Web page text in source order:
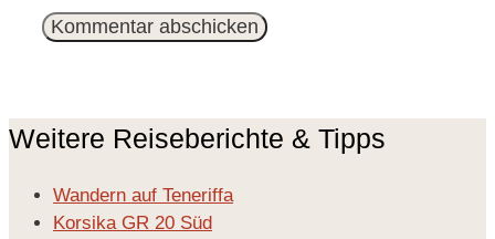
Weitere Reiseberichte & Tipps
Wandern auf Teneriffa
Korsika GR 20 Süd